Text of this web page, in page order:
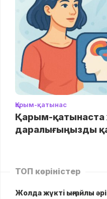
Қарым-қатынас
Қарым-қатынаста
даралығыңызды
ТОП көріністер
Жолда жүктi ыңғайлы